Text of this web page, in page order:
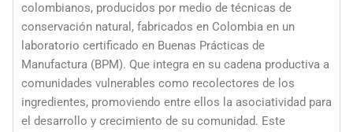
colombianos, producidos por medio de técnicas de
conservación natural, fabricados en Colombia en un
laboratorio certificado en Buenas Prácticas de
Manufactura (BPM). Que integra en su cadena productiva a
comunidades vulnerables como recolectores de los
ingredientes, promoviendo entre ellos la asociatividad para
el desarrollo y crecimiento de su comunidad. Este